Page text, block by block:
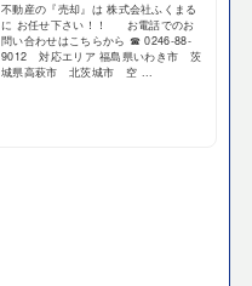
不動産の『売却』は 株式会社ふくまる
に お任せ下さい！！ お電話でのお
問い合わせはこちらから ☎ 0246-88-
9012 対応エリア 福島県いわき市 茨
城県高萩市 北茨城市 空 ...